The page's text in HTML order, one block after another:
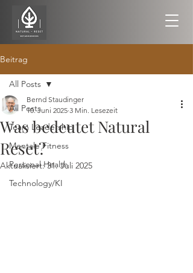
Beitrag
All Posts
Team Leadership
Mentale Fitness
Personal Health
Technology/KI
All Posts
Was bedeutet Natural
Reset?
Bernd Staudinger
10. Juni 2025 3 Min. Lesezeit
Aktualisiert:31. Juli 2025